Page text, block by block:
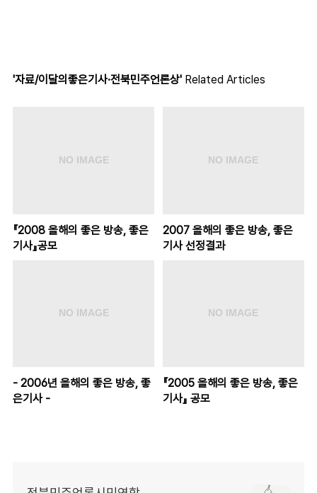
'자료/이달의좋은기사·전북민주언론상' Related Articles
『2008 올해의 좋은 방송, 좋은
기사』공모
2007 올해의 좋은 방송, 좋은
기사 선정결과
- 2006년 올해의 좋은 방송, 좋
은기사 -
『2005 올해의 좋은 방송, 좋은
기사』 공모